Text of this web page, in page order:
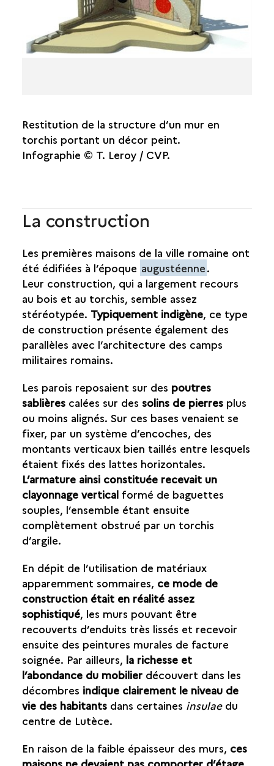
Restitution de la structure d’un mur en
torchis portant un décor peint.
Infographie © T. Leroy / CVP.
La construction
Les premières maisons de la ville romaine ont
été édifiées à l’époque augustéenne.
Leur construction, qui a largement recours
au bois et au torchis, semble assez
stéréotypée. Typiquement indigène, ce type
de construction présente également des
parallèles avec l’architecture des camps
militaires romains.
Les parois reposaient sur des poutres
sablièrescalées sur des solins de pierresplus
ou moins alignés. Sur ces bases venaient se
fixer, par un système d’encoches, des
montants verticaux bien taillés entre lesquels
étaient fixés des lattes horizontales.
L’armature ainsi constituée recevait un
clayonnage verticalformé de baguettes
souples, l’ensemble étant ensuite
complètement obstrué par un torchis
d’argile.
En dépit de l’utilisation de matériaux
apparemment sommaires, ce mode de
construction était en réalité assez
sophistiqué, les murs pouvant être
recouverts d’enduits très lissés et recevoir
ensuite des peintures murales de facture
soignée. Par ailleurs, la richesse et
l’abondance du mobilierdécouvert dans les
décombres indique clairement le niveau de
vie des habitants dans certaines insulaedu
centre de Lutèce.
En raison de la faible épaisseur des murs, ces